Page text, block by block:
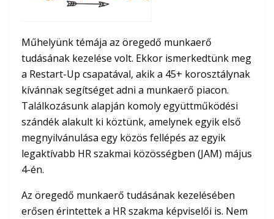
Műhelyünk témája az öregedő munkaerő
tudásának kezelése volt. Ekkor ismerkedtünk meg
a Restart-Up csapatával, akik a 45+ korosztálynak
kívánnak segítséget adni a munkaerő piacon.
Találkozásunk alapján komoly együttműködési
szándék alakult ki köztünk, amelynek egyik első
megnyilvánulása egy közös fellépés az egyik
legaktívabb HR szakmai közösségben (JAM) május
4-én.
Az öregedő munkaerő tudásának kezelésében
erősen érintettek a HR szakma képviselői is. Nem